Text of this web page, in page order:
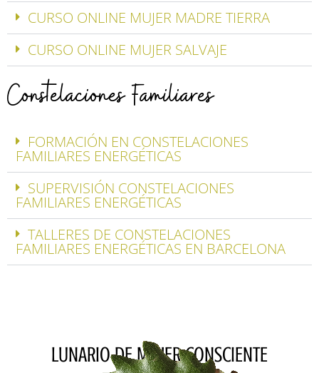
CURSO ONLINE MUJER MADRE TIERRA
CURSO ONLINE MUJER SALVAJE
Constelaciones Familiares
FORMACIÓN EN CONSTELACIONES
FAMILIARES ENERGÉTICAS
SUPERVISIÓN CONSTELACIONES
FAMILIARES ENERGÉTICAS
TALLERES DE CONSTELACIONES
FAMILIARES ENERGÉTICAS EN BARCELONA
LUNARIO DE MUJER CONSCIENTE